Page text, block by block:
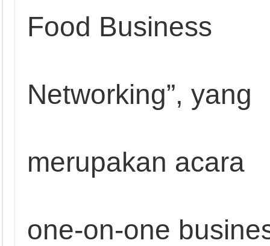
Food Business
Networking”, yang
merupakan acara
one-on-one